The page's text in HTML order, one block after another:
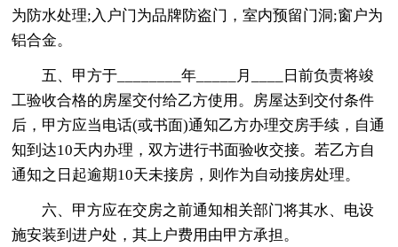
为防水处理;入户门为品牌防盗门，室内预留门洞;窗户为
铝合金。
五、甲方于________年_____月____日前负责将竣
工验收合格的房屋交付给乙方使用。房屋达到交付条件
后，甲方应当电话(或书面)通知乙方办理交房手续，自通
知到达10天内办理，双方进行书面验收交接。若乙方自
通知之日起逾期10天未接房，则作为自动接房处理。
六、甲方应在交房之前通知相关部门将其水、电设
施安装到进户处，其上户费用由甲方承担。